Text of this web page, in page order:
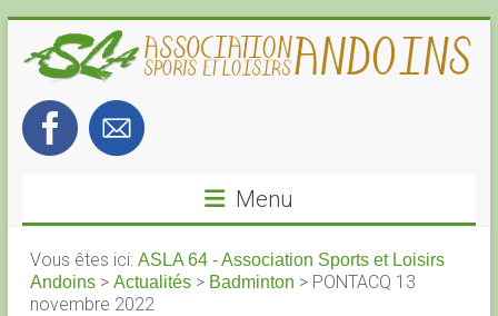
content
ASLA
Association
Sports
Menu
Vous êtes ici: ASLA 64 - Association Sports et Loisirs
Andoins> Actualités> Badminton > PONTACQ 13
novembre 2022